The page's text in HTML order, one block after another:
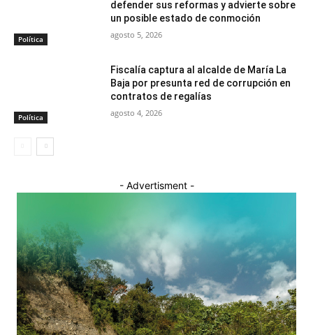
Política
defender sus reformas y advierte sobre
un posible estado de conmoción
agosto 5, 2026
Política
Fiscalía captura al alcalde de María La
Baja por presunta red de corrupción en
contratos de regalías
agosto 4, 2026
- Advertisment -